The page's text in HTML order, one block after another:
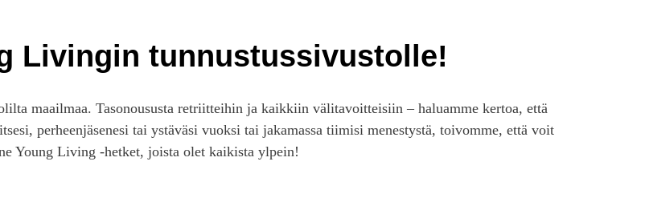
Livingin tunnustussivustolle!
maailmaa. Tasonoususta retriitteihin ja kaikkiin välitavoitteisiin – haluamme kertoa, että
perheenjäsenesi tai ystäväsi vuoksi tai jakamassa tiimisi menestystä, toivomme, että voit
Young Living -hetket, joista olet kaikista ylpein!